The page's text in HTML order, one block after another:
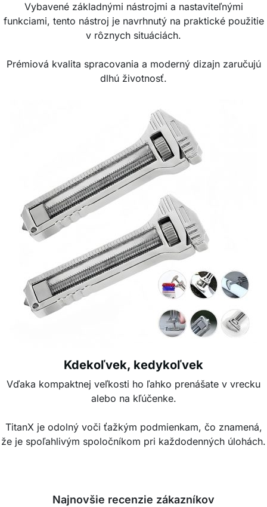
Vybavené základnými nástrojmi a nastaviteľnými
funkciami, tento nástroj je navrhnutý na praktické použitie
v rôznych situáciách.
Prémiová kvalita spracovania a moderný dizajn zaručujú
dlhú životnosť.
Kdekoľvek, kedykoľvek
Vďaka kompaktnej veľkosti ho ľahko prenášate v vrecku
alebo na kľúčenke.
TitanX je odolný voči ťažkým podmienkam, čo znamená,
že je spoľahlivým spoločníkom pri každodenných úlohách.
Najnovšie recenzie zákazníkov